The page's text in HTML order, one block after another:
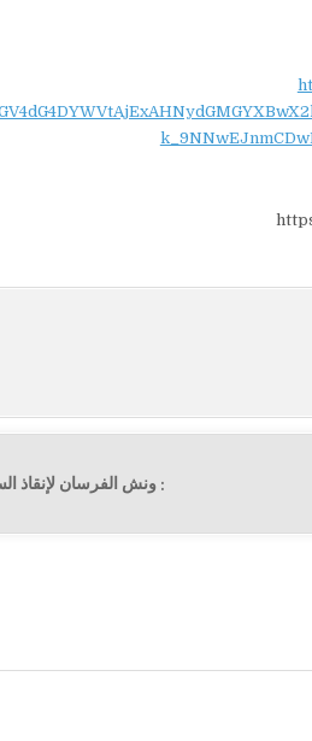
: ونش الفرسان لإنقاذ السيارات في